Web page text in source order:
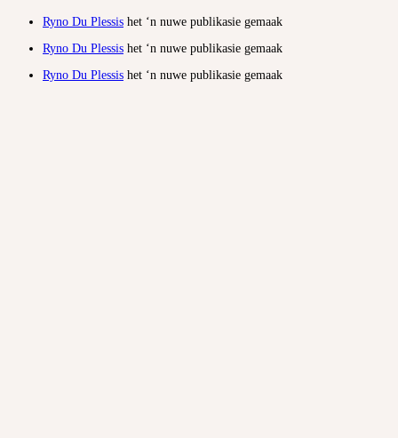
Ryno Du Plessis het ‘n nuwe publikasie gemaak
Ryno Du Plessis het ‘n nuwe publikasie gemaak
Ryno Du Plessis het ‘n nuwe publikasie gemaak